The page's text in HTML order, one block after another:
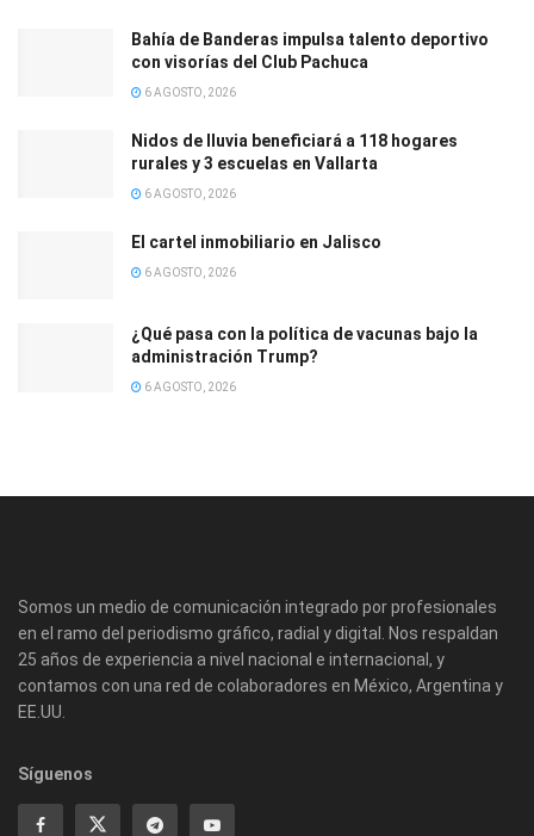
Bahía de Banderas impulsa talento deportivo
con visorías del Club Pachuca
6 AGOSTO, 2026
Nidos de lluvia beneficiará a 118 hogares
rurales y 3 escuelas en Vallarta
6 AGOSTO, 2026
El cartel inmobiliario en Jalisco
6 AGOSTO, 2026
¿Qué pasa con la política de vacunas bajo la
administración Trump?
6 AGOSTO, 2026
Somos un medio de comunicación integrado por profesionales
en el ramo del periodismo gráfico, radial y digital. Nos respaldan
25 años de experiencia a nivel nacional e internacional, y
contamos con una red de colaboradores en México, Argentina y
EE.UU.
Síguenos